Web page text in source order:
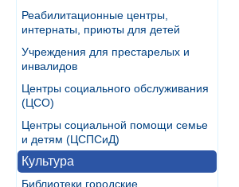
Реабилитационные центры,
интернаты, приюты для детей
Учреждения для престарелых и
инвалидов
Центры социального обслуживания
(ЦСО)
Центры социальной помощи семье
и детям (ЦСПСиД)
Культура
Библиотеки городские